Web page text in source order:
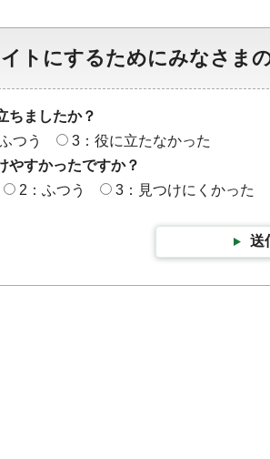
トにするためにみなさま
ちましたか？
つう
3：役に立たなかった
やすかったですか？
2：ふつう 3：見つけにくかった
送